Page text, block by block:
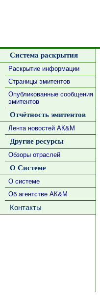
Система раскрытия
Раскрытие информации
Страницы эмитентов
Опубликованные сообщения
эмитентов
Отчётность эмитентов
Лента новостей АК&М
Другие ресурсы
Обзоры отраслей
О Системе
О системе
Об агентстве АК&М
Контакты